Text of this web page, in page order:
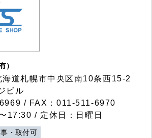
）
道札幌市中央区南10条西15-2
ビル
/ FAX：011-511-6970
17:30 / 定休日：日曜日
・取付可